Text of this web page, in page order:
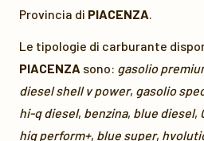
Provincia di PIACENZA.
Le tipologie di carburante
PIACENZA sono: gasolio
diesel shell v power, gasolio
hi-q diesel, benzina, blue diesel,
hiq perform+, blue super,